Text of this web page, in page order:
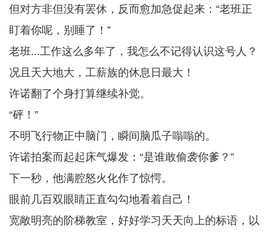
但对方非但没有罢休，反而愈加急促起来：“老班正
盯着你呢，别睡了！”
老班...工作这么多年了，我怎么不记得认识这号人？
况且天大地大，工薪族的休息日最大！
许诺翻了个身打算继续补觉。
“砰！”
不明飞行物正中脑门，瞬间脑瓜子嗡嗡的。
许诺拍案而起起床气爆发：“是谁敢偷袭你爹？”
下一秒，他满腔怒火化作了惊愕。
眼前几百双眼睛正直勾勾地看着自己！
宽敞明亮的阶梯教室，好好学习天天向上的标语，以